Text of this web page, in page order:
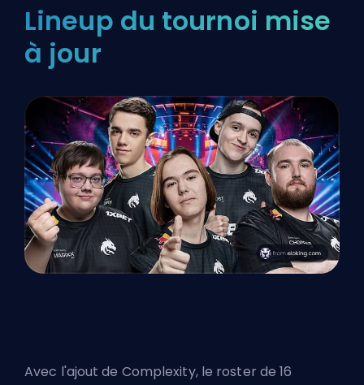
Lineup du tournoi mise
à jour
Avec l'ajout de Complexity, le roster de 16